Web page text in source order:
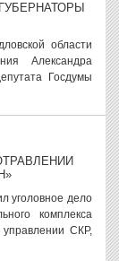
области
Александра
Госдумы
уголовное дело
комплекса
СКР,